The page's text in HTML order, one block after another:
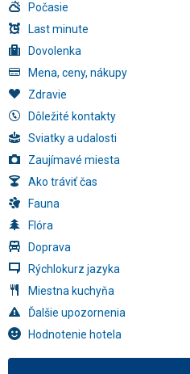
Počasie
Last minute
Dovolenka
Mena, ceny, nákupy
Zdravie
Dôležité kontakty
Sviatky a udalosti
Zaujímavé miesta
Ako tráviť čas
Fauna
Flóra
Doprava
Rýchlokurz jazyka
Miestna kuchyňa
Ďalšie upozornenia
Hodnotenie hotela